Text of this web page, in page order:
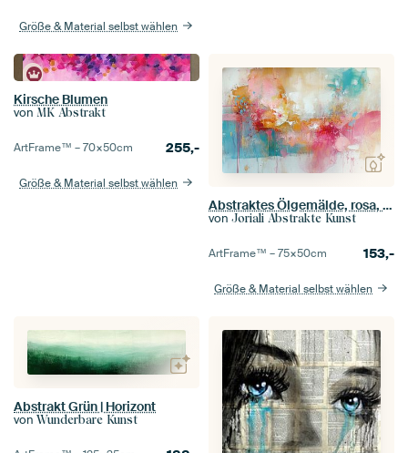
Größe & Material selbst wählen
Kirsche Blumen
von MK Abstrakt
ArtFrame™ –70×50cm 255,-
Größe & Material selbst wählen
Abstraktes Ölgemälde, rosa, blau, gelb, orange, weiß - "Abstrakte Harmonie"
von Joriali Abstrakte Kunst
ArtFrame™ –75×50cm 153,-
Größe & Material selbst wählen
Abstrakt Grün | Horizont
von Wunderbare Kunst